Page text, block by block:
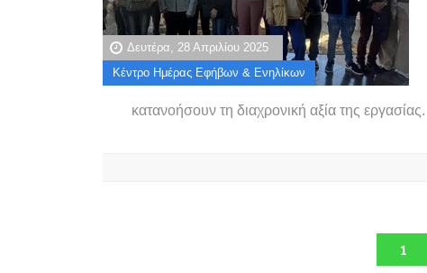
Δευτέρα, 28 Απριλίου 2025
Κέντρο Ημέρας Εφήβων & Ενηλίκων
κατανοήσουν τη διαχρονική αξία της εργασίας.
1